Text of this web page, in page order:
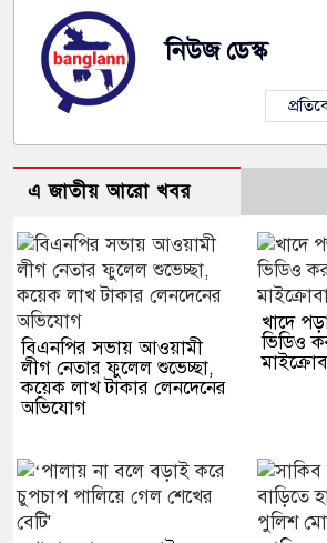
নিউজ ডেস্ক
এ জাতীয় আরো খবর
বিএনপির সভায় আওয়ামী
লীগ নেতার ফুলেল শুভেচ্ছা,
কয়েক লাখ টাকার লেনদেনের
অভিযোগ
খাদে
ভিডিও